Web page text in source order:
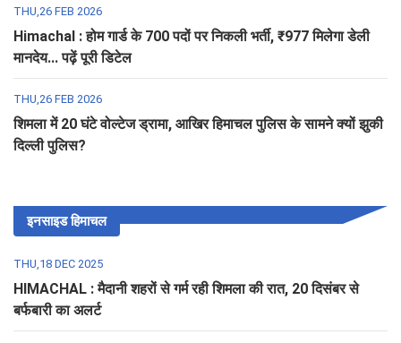
THU,26 FEB 2026
Himachal : होम गार्ड के 700 पदों पर निकली भर्ती, ₹977 मिलेगा डेली
मानदेय... पढ़ें पूरी डिटेल
THU,26 FEB 2026
शिमला में 20 घंटे वोल्टेज ड्रामा, आखिर हिमाचल पुलिस के सामने क्यों झुकी
दिल्ली पुलिस?
इनसाइड हिमाचल
THU,18 DEC 2025
HIMACHAL : मैदानी शहरों से गर्म रही शिमला की रात, 20 दिसंबर से
बर्फबारी का अलर्ट